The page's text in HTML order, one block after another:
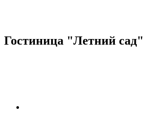
Гостиница "Летний сад"